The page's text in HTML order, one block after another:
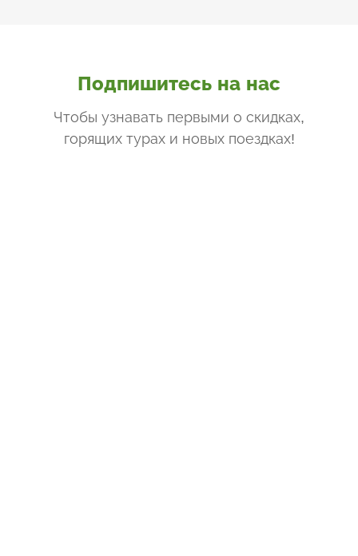
Подпишитесь на нас
Чтобы узнавать первыми о скидках,
горящих турах и новых поездках!